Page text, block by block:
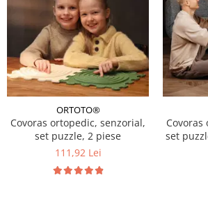
ORTOTO®
Covoras ortopedic, senzorial,
set puzzle, 2 piese
111,92 Lei
set
texturi,